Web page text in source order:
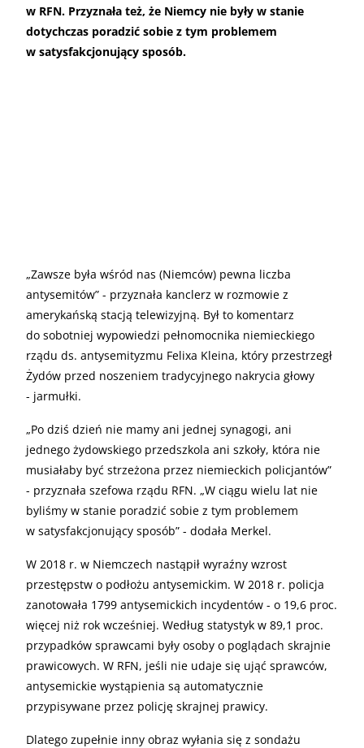
w RFN. Przyznała też, że Niemcy nie były w stanie
dotychczas poradzić sobie z tym problemem
w satysfakcjonujący sposób.
„Zawsze była wśród nas (Niemców) pewna liczba
antysemitów” - przyznała kanclerz w rozmowie z
amerykańską stacją telewizyjną. Był to komentarz
do sobotniej wypowiedzi pełnomocnika niemieckiego
rządu ds. antysemityzmu Felixa Kleina, który przestrzegł
Żydów przed noszeniem tradycyjnego nakrycia głowy
- jarmułki.
„Po dziś dzień nie mamy ani jednej synagogi, ani
jednego żydowskiego przedszkola ani szkoły, która nie
musiałaby być strzeżona przez niemieckich policjantów”
- przyznała szefowa rządu RFN. „W ciągu wielu lat nie
byliśmy w stanie poradzić sobie z tym problemem
w satysfakcjonujący sposób” - dodała Merkel.
W 2018 r. w Niemczech nastąpił wyraźny wzrost
przestępstw o podłożu antysemickim. W 2018 r. policja
zanotowała 1799 antysemickich incydentów - o 19,6 proc.
więcej niż rok wcześniej. Według statystyk w 89,1 proc.
przypadków sprawcami były osoby o poglądach skrajnie
prawicowych. W RFN, jeśli nie udaje się ująć sprawców,
antysemickie wystąpienia są automatycznie
przypisywane przez policję skrajnej prawicy.
Dlatego zupełnie inny obraz wyłania się z sondażu